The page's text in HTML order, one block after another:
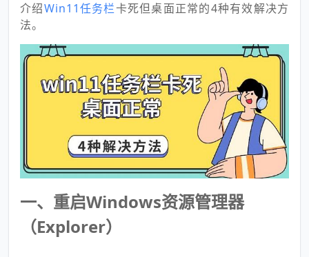
介绍Win11任务栏卡死但桌面正常的4种有效解决方
法。
一、重启Windows资源管理器
（Explorer）